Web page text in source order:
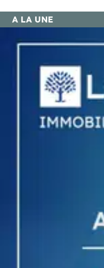
A LA UNE